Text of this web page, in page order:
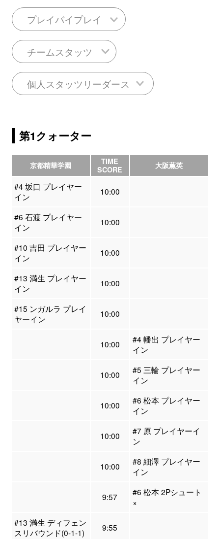
プレイバイプレイ
チームスタッツ
個人スタッツリーダース
第1クォーター
京都精華学園
TIME
SCORE
大阪薫英
#4 坂口 プレイヤー
イン
10:00
#6 石渡 プレイヤー
イン
10:00
#10 吉田 プレイヤー
イン
10:00
#13 満生 プレイヤー
イン
10:00
#15 ンガルラ プレイ
ヤーイン
10:00
10:00
#4 幡出 プレイヤー
イン
10:00
#5 三輪 プレイヤー
イン
10:00
#6 松本 プレイヤー
イン
10:00
#7 原 プレイヤーイ
ン
10:00
#8 細澤 プレイヤー
イン
9:57
#6 松本 2Pシュート
×
#13 満生 ディフェン
スリバウンド(0-1-1)
9:55